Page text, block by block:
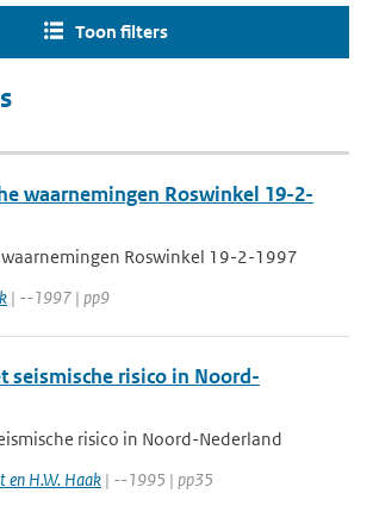
Toon filters
waarnemingen Roswinkel 19-2-
waarnemingen Roswinkel 19-2-1997
| --1997 | pp9
seismische risico in Noord-
risico in Noord-Nederland
en H.W. Haak | --1995 | pp35